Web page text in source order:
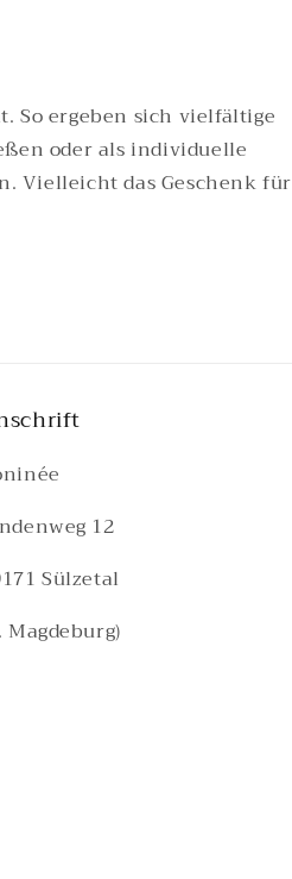
So ergeben sich vielfältige
oder​ als individuelle
Vielleicht das Geschenk für
12
Sülzetal
Magdeburg)